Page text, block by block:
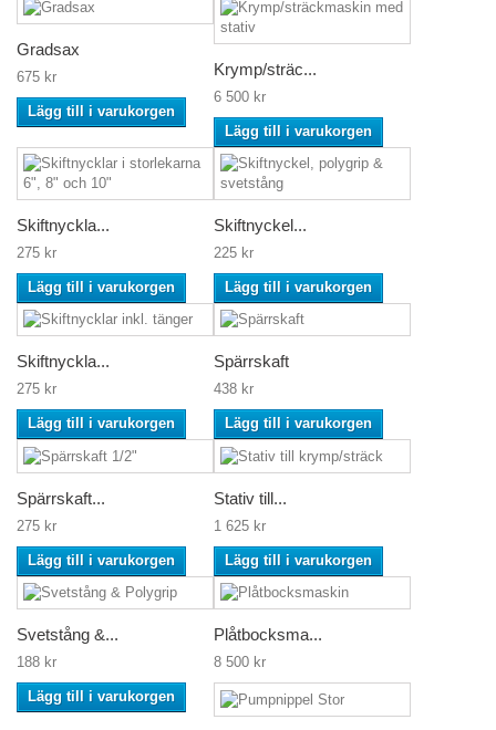
Gradsax
675 kr
Lägg till i varukorgen
Krymp/sträc...
6 500 kr
Lägg till i varukorgen
Skiftnyckla...
275 kr
Lägg till i varukorgen
Skiftnyckel...
225 kr
Lägg till i varukorgen
Skiftnyckla...
275 kr
Lägg till i varukorgen
Spärrskaft
438 kr
Lägg till i varukorgen
Spärrskaft...
275 kr
Lägg till i varukorgen
Stativ till...
1 625 kr
Lägg till i varukorgen
Svetstång &...
188 kr
Lägg till i varukorgen
Plåtbocksma...
8 500 kr